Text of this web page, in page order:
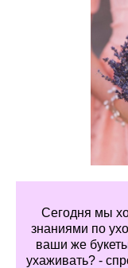
Сегодня мы
знаниями по
ваши же
ухаживать? -